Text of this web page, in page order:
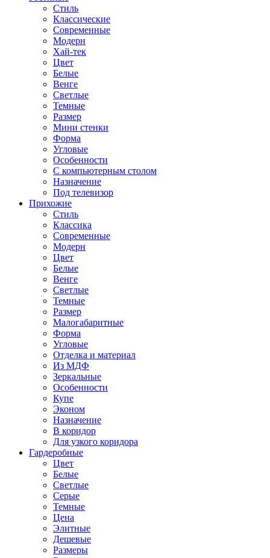
Стиль
Классические
Современные
Модерн
Хай-тек
Цвет
Белые
Венге
Светлые
Темные
Размер
Мини стенки
Форма
Угловые
Особенности
С компьютерным столом
Назначение
Под телевизор
Прихожие
Стиль
Классика
Современные
Модерн
Цвет
Белые
Венге
Светлые
Темные
Размер
Малогабаритные
Форма
Угловые
Отделка и материал
Из МДФ
Зеркальные
Особенности
Купе
Эконом
Назначение
В коридор
Для узкого коридора
Гардеробные
Цвет
Белые
Светлые
Серые
Темные
Цена
Элитные
Дешевые
Размеры